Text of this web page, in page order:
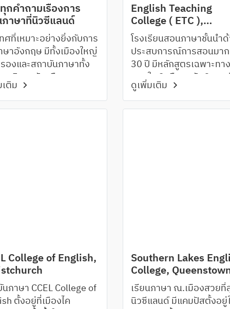
กคำถามเรื่องการ
ภาษาที่นิวซีแลนด์
ศที่เหมาะอย่างยิ่งกับการ
าอังกฤษ มีทั้งเมืองใหญ่
องและสถาบันภาษาทั้ง
าวิทยาลัยหรือของ
ให้เลือกตามความ
ร
ติม
English Teaching
College ( ETC ),
Wellington,
North
โรงเรียนสอนภาษาชั้นนำ
ประสบการณ์การสอนมา
30 ปี มีหลักสูตรเฉพาะทา
สอนใน 2 เมืองหลัก 3 แค
คือ Wellington, Lower
และ Palmerston North
ดูเพิ่มเติม
College of English,
ภาษา CCEL College of
ตั้งอยู่ที่เมืองไค
Southern Lakes
College,
เรียนภาษา ณ.เมืองสวยที่
นิวซีแลนด์ มีแคมปัสตั้งอยู่